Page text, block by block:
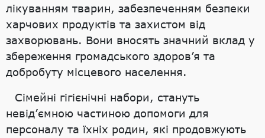
лікуванням тварин, забезпеченням безпеки
харчових продуктів та захистом від
захворювань. Вони вносять значний вклад у
збереження громадського здоров’я та
добробуту місцевого населення.
Сімейні гігієнічні набори, стануть
невід’ємною частиною допомоги для
персоналу та їхніх родин, які продовжують